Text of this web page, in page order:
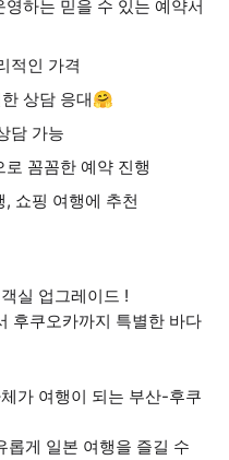
하는 믿을 수 있는 예약서
적인 가격
상담 응대🤗
담 가능
꼼꼼한 예약 진행
쇼핑 여행에 추천
실 업그레이드 !
후쿠오카까지 특별한 바다
가 여행이 되는 부산-후쿠
롭게 일본 여행을 즐길 수